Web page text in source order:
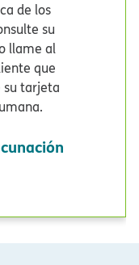
de los
su
llame al
que
su tarjeta